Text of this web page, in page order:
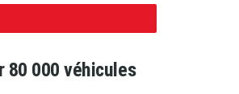
80 000 véhicules